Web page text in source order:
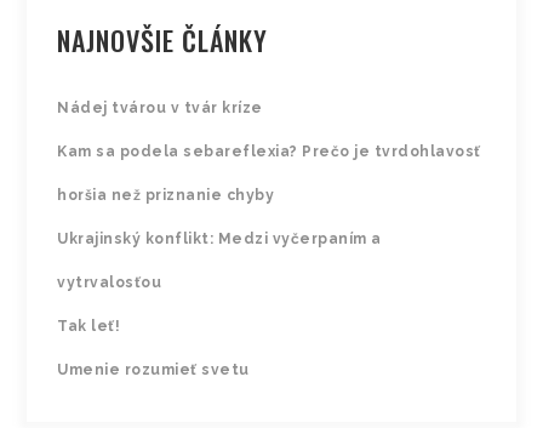
NAJNOVŠIE ČLÁNKY
Nádej tvárou v tvár kríze
Kam sa podela sebareflexia? Prečo je tvrdohlavosť
horšia než priznanie chyby
Ukrajinský konflikt: Medzi vyčerpaním a
vytrvalosťou
Tak leť!
Umenie rozumieť svetu